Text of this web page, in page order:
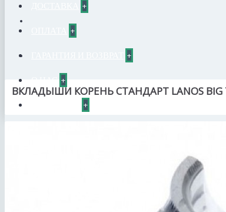
+
+
+
+
+
ВКЛАДЫШИ КОРЕНЬ СТАНДАРТ LANOS BIG